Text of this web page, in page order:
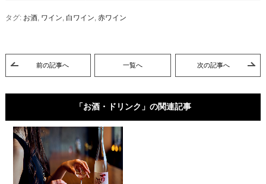
タグ: お酒, ワイン, 白ワイン, 赤ワイン
前の記事へ 一覧へ 次の記事へ
「お酒・ドリンク」の関連記事